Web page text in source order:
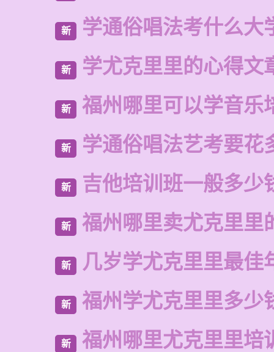
新 学通俗唱法考什么大
新 学尤克里里的心得文
新 福州哪里可以学音乐
新 学通俗唱法艺考要花
新 吉他培训班一般多少
新 福州哪里卖尤克里里
新 几岁学尤克里里最佳
新 福州学尤克里里多少
新 福州哪里尤克里里培